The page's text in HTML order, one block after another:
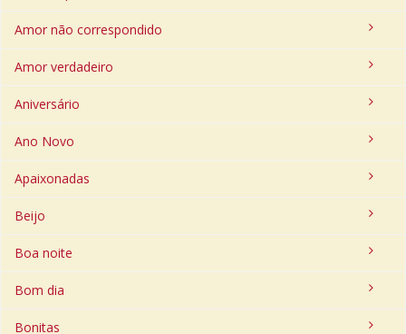
Amor não correspondido
Amor verdadeiro
Aniversário
Ano Novo
Apaixonadas
Beijo
Boa noite
Bom dia
Bonitas